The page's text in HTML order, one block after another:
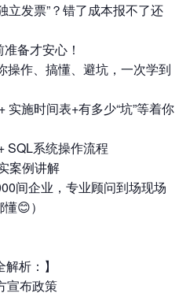
立发票”？错了成本报不了还
备才安心！
作、搞懂、避坑，一次学到
实施时间表+有多少“坑”等着你
SQL系统操作流程
案例讲解
间企业，专业顾问到场现场
😊）
析：】
宣布政策